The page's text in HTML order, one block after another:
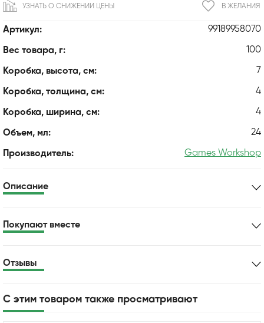
Артикул: 99189958070
Вес товара, г: 100
Коробка, высота, см: 7
Коробка, толщина, см: 4
Коробка, ширина, см: 4
Объем, мл: 24
Производитель: Games Workshop
В ЖЕЛАНИЯ
УЗНАТЬ О СНИЖЕНИИ ЦЕНЫ
Описание
Покупают вместе
Отзывы
С этим товаром также просматривают